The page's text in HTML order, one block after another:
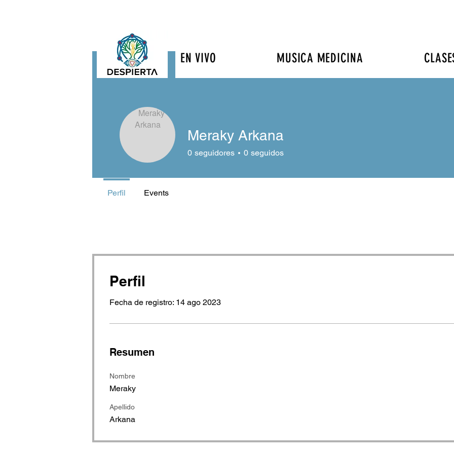
EN VIVO MUSICA MEDICINA
Perfil
Fecha de registro: 14 ago 2023
Resumen
Nombre
Meraky
Apellido
Arkana
Meraky Arkana
0 seguidores 0 seguidos
Perfil Events